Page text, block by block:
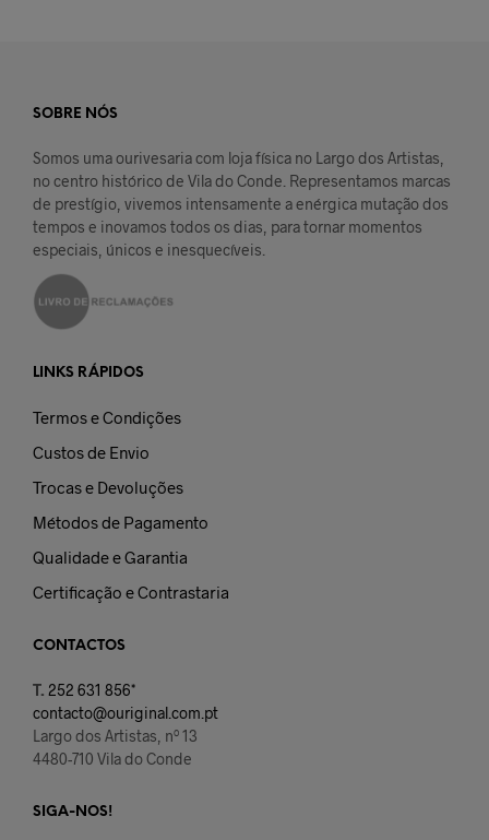
SOBRE NÓS
Somos uma ourivesaria com loja física no Largo dos Artistas,
no centro histórico de Vila do Conde. Representamos marcas
de prestígio, vivemos intensamente a enérgica mutação dos
tempos e inovamos todos os dias, para tornar momentos
especiais, únicos e inesquecíveis.
LINKS RÁPIDOS
Termos e Condições
Custos de Envio
Trocas e Devoluções
Métodos de Pagamento
Qualidade e Garantia
Certificação e Contrastaria
CONTACTOS
T. 252 631 856*
contacto@ouriginal.com.pt
Largo dos Artistas, nº 13
4480-710 Vila do Conde
SIGA-NOS!